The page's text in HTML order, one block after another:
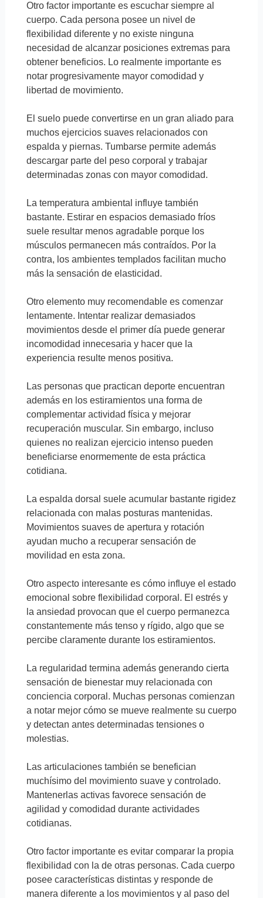
Otro factor importante es escuchar siempre al
cuerpo. Cada persona posee un nivel de
flexibilidad diferente y no existe ninguna
necesidad de alcanzar posiciones extremas para
obtener beneficios. Lo realmente importante es
notar progresivamente mayor comodidad y
libertad de movimiento.
El suelo puede convertirse en un gran aliado para
muchos ejercicios suaves relacionados con
espalda y piernas. Tumbarse permite además
descargar parte del peso corporal y trabajar
determinadas zonas con mayor comodidad.
La temperatura ambiental influye también
bastante. Estirar en espacios demasiado fríos
suele resultar menos agradable porque los
músculos permanecen más contraídos. Por la
contra, los ambientes templados facilitan mucho
más la sensación de elasticidad.
Otro elemento muy recomendable es comenzar
lentamente. Intentar realizar demasiados
movimientos desde el primer día puede generar
incomodidad innecesaria y hacer que la
experiencia resulte menos positiva.
Las personas que practican deporte encuentran
además en los estiramientos una forma de
complementar actividad física y mejorar
recuperación muscular. Sin embargo, incluso
quienes no realizan ejercicio intenso pueden
beneficiarse enormemente de esta práctica
cotidiana.
La espalda dorsal suele acumular bastante rigidez
relacionada con malas posturas mantenidas.
Movimientos suaves de apertura y rotación
ayudan mucho a recuperar sensación de
movilidad en esta zona.
Otro aspecto interesante es cómo influye el estado
emocional sobre flexibilidad corporal. El estrés y
la ansiedad provocan que el cuerpo permanezca
constantemente más tenso y rígido, algo que se
percibe claramente durante los estiramientos.
La regularidad termina además generando cierta
sensación de bienestar muy relacionada con
conciencia corporal. Muchas personas comienzan
a notar mejor cómo se mueve realmente su cuerpo
y detectan antes determinadas tensiones o
molestias.
Las articulaciones también se benefician
muchísimo del movimiento suave y controlado.
Mantenerlas activas favorece sensación de
agilidad y comodidad durante actividades
cotidianas.
Otro factor importante es evitar comparar la propia
flexibilidad con la de otras personas. Cada cuerpo
posee características distintas y responde de
manera diferente a los movimientos y al paso del